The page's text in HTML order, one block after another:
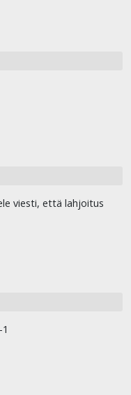
viesti, että lahjoitus